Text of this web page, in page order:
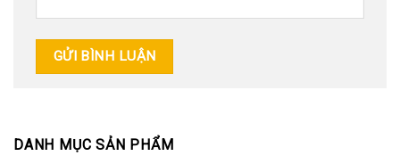
DANH MỤC SẢN PHẨM